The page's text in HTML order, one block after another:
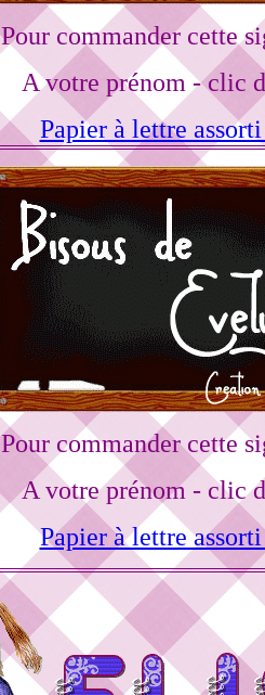
Pour commander cette
A votre prénom - clic
Papier à lettre
Pour commander cette
A votre prénom - clic
Papier à lettre